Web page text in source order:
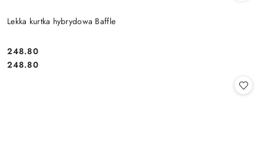
Lekka kurtka hybrydowa Baffle
Cena:
248.80
Cena:
248.80